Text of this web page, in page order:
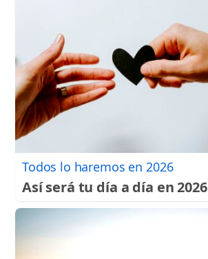
Todos lo haremos en 2026
Así será tu día a día en 2026